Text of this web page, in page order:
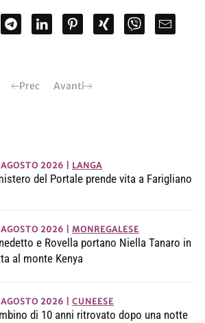
Prec Avanti
2026 LANGA
del Portale prende vita a Farigliano
2026 MONREGALESE
e Rovella portano Niella Tanaro in
al monte Kenya
2026 CUNEESE
di 10 anni ritrovato dopo una notte